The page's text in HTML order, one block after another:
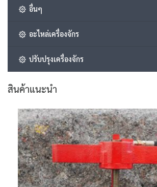
อื่นๆ
อะไหล่เครื่องจักร
ปรับปรุงเครื่องจักร
สินค้าแนะนำ